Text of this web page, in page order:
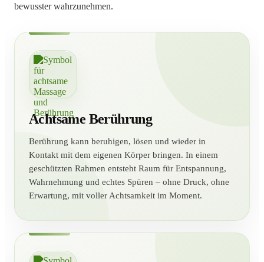
bewusster wahrzunehmen.
Achtsame Berührung
Berührung kann beruhigen, lösen und wieder in
Kontakt mit dem eigenen Körper bringen. In einem
geschützten Rahmen entsteht Raum für Entspannung,
Wahrnehmung und echtes Spüren – ohne Druck, ohne
Erwartung, mit voller Achtsamkeit im Moment.